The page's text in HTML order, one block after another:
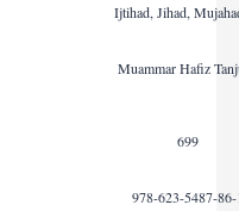
Ijtihad, Jihad,
Muammar Haﬁz
699
978-623-5487-